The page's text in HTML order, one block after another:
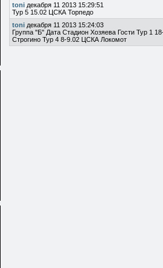
toni декабря 11 2013 15:29:51
Тур 5 15.02 ЦСКА Торпедо
toni декабря 11 2013 15:24:03
Группа "Б" Дата Стадион Хозяева Гости Тур
Строгино Тур 4 8-9.02 ЦСКА Локомот